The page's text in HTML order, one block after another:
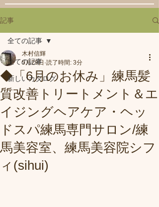
記事
全ての記事
新しいカタログ
全ての記事
◆「6月のお休み」練馬髪
質改善トリートメント＆エ
イジングヘアケア・ヘッ
ドスパ練馬専門サロン/練
馬美容室、練馬美容院シフ
ィ(sihui)
木村信輝
5月29日 読了時間: 3分